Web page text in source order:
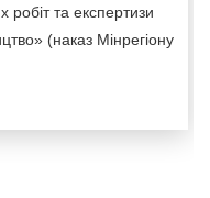
робіт та експертизи
(наказ Мінрегіону